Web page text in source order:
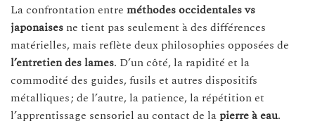
La confrontation entre méthodes occidentales vs
japonaises ne tient pas seulement à des différences
matérielles, mais reflète deux philosophies opposées de
l’entretien des lames. D’un côté, la rapidité et la
commodité des guides, fusils et autres dispositifs
métalliques ; de l’autre, la patience, la répétition et
l’apprentissage sensoriel au contact de la pierre à eau.